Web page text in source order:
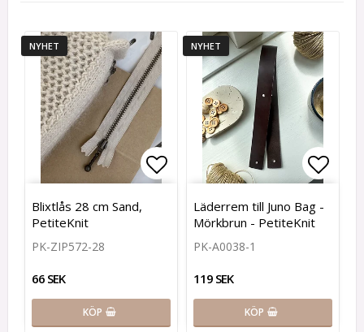
NYHET
Lägg till i favoritlistan
Blixtlås 28 cm Sand,
PetiteKnit
PK-ZIP572-28
66 SEK
KÖP
NYHET
Läderrem till Juno Bag -
Mörkbrun - PetiteKnit
PK-A0038-1
119 SEK
KÖP